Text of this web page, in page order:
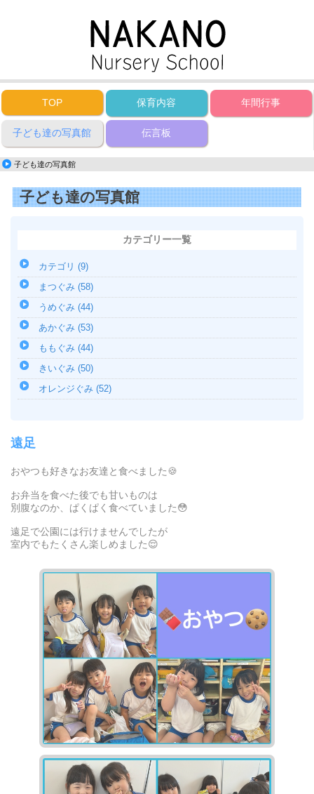
TOP 保育内容 年間行事
子ども達の写真館 伝言板
子ども達の写真館
子ども達の写真館
カテゴリー一覧
カテゴリ (9)
まつぐみ (58)
うめぐみ (44)
あかぐみ (53)
ももぐみ (44)
きいぐみ (50)
オレンジぐみ (52)
遠足
おやつも好きなお友達と食べました🍪
お弁当を食べた後でも甘いものは
別腹なのか、ぱくぱく食べていました😳
遠足で公園には行けませんでしたが
室内でもたくさん楽しめました😌